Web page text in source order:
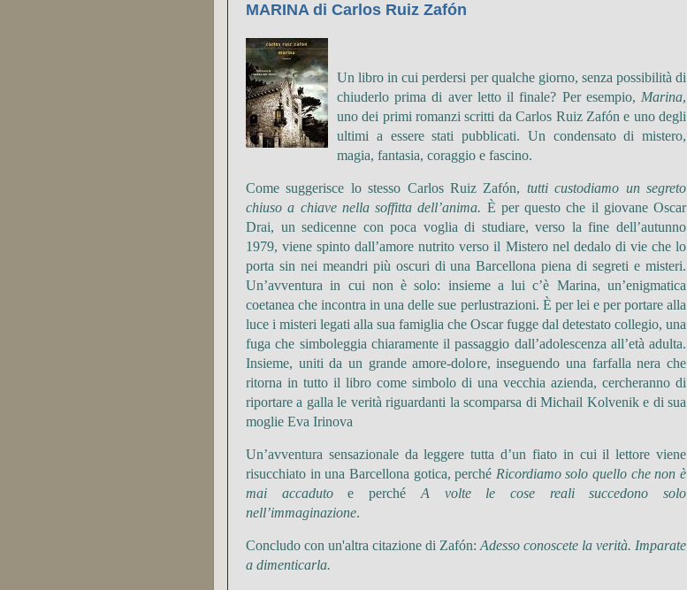
MARINA di Carlos Ruiz Zafón
Un libro in cui perdersi per qualche giorno, senza possibilità di
chiuderlo prima di aver letto il finale? Per esempio, Marina,
uno dei primi romanzi scritti daCarlos Ruiz Zafóne uno degli
ultimi a essere stati pubblicati. Un condensato di mistero,
magia, fantasia, coraggio e fascino.
Come suggerisce lo stesso Carlos Ruiz Zafón, tutti custodiamo un segreto
chiuso a chiave nella soffitta dell’anima. È per questo che il giovane Oscar
Drai, un sedicenne con poca voglia di studiare, verso la fine dell’autunno
1979, viene spinto dall’amore nutrito verso il Mistero nel dedalo di vie che lo
porta sin nei meandri più oscuri di una Barcellona piena di segreti e misteri.
Un’avventura in cui non è solo: insieme a lui c’è Marina, un’enigmatica
coetanea che incontra in una delle sue perlustrazioni. È per lei e per portare alla
luce i misteri legati alla sua famiglia che Oscar fugge dal detestato collegio, una
fuga che simboleggia chiaramente il passaggio dall’adolescenza all’età adulta.
Insieme, uniti da un grande amore-dolore, inseguendo una farfalla nera che
ritorna in tutto il libro come simbolo di una vecchia azienda, cercheranno di
riportare a galla le verità riguardanti la scomparsa diMichail Kolvenike di sua
moglie Eva Irinova
Un’avventura sensazionaleda leggere tutta d’un fiato in cui il lettore viene
risucchiato in una Barcellona gotica, perché Ricordiamo solo quello che non è
mai accadutoe perché A volte le cose reali succedono solo
nell’immaginazione.
Concludo con un'altra citazione di Zafón: Adesso conoscete la verità. Imparate
a dimenticarla.